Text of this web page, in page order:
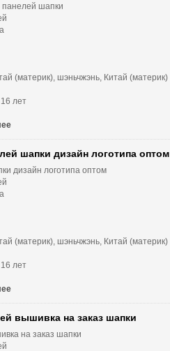
панелей шапки
(материк), шэньчжэнь, Китай (материк)
лет
шапки дизайн логотипа оптом
дизайн логотипа оптом
(материк), шэньчжэнь, Китай (материк)
лет
вышивка на заказ шапки
на заказ шапки